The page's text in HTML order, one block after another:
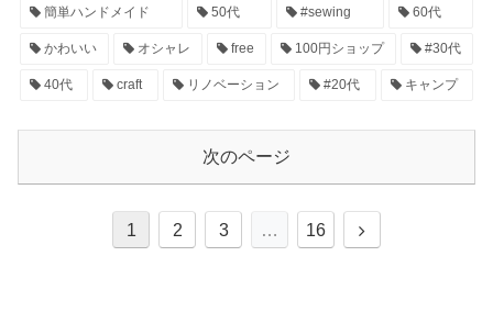
簡単ハンドメイド 50代 #sewing 60代
かわいい オシャレ free 100円ショップ #30代
40代 craft リノベーション #20代 キャンプ
次のページ
1 2 3 … 16